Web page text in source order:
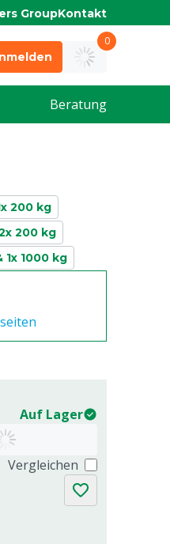
GroupKontakt
0
Beratung
200 kg
200 kg
1000 kg
Auf Lager
Vergleichen